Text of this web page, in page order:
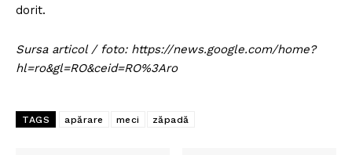
dorit.
Sursa articol / foto: https://news.google.com/home?
hl=ro&gl=RO&ceid=RO%3Aro
TAGS apărare meci zăpadă